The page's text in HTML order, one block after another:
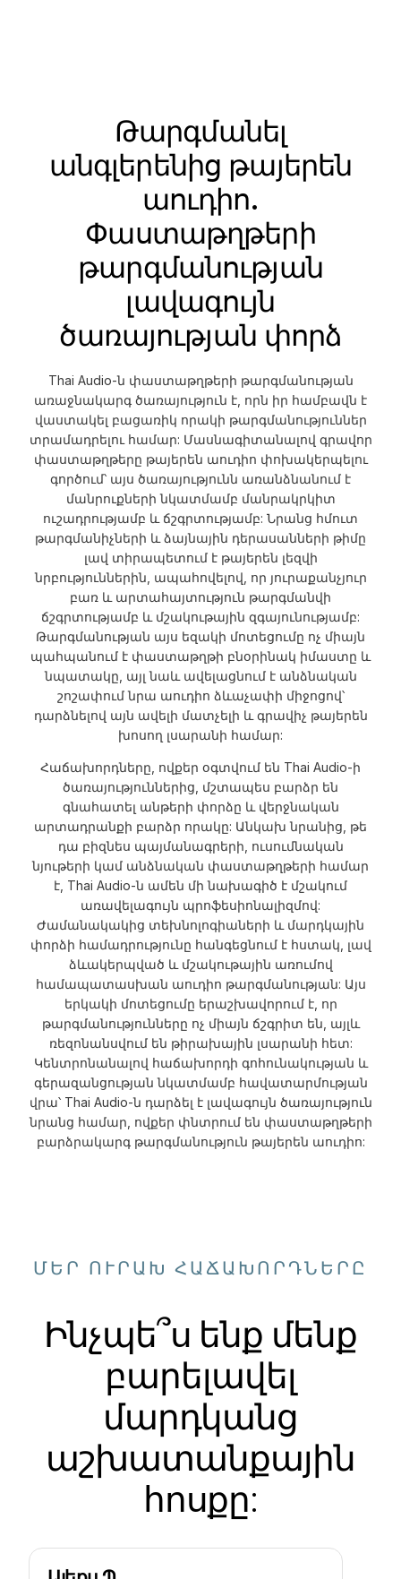
Թարգմանել
անգլերենից թայերեն
աուդիո.
Փաստաթղթերի
թարգմանության
լավագույն
ծառայության փորձ
Thai Audio-ն փաստաթղթերի թարգմանության
առաջնակարգ ծառայություն է, որն իր համբավն է
վաստակել բացառիկ որակի թարգմանություններ
տրամադրելու համար: Մասնագիտանալով գրավոր
փաստաթղթերը թայերեն աուդիո փոխակերպելու
գործում՝ այս ծառայությունն առանձնանում է
մանրուքների նկատմամբ մանրակրկիտ
ուշադրությամբ և ճշգրտությամբ: Նրանց հմուտ
թարգմանիչների և ձայնային դերասանների թիմը
լավ տիրապետում է թայերեն լեզվի
նրբություններին, ապահովելով, որ յուրաքանչյուր
բառ և արտահայտություն թարգմանվի
ճշգրտությամբ և մշակութային զգայունությամբ:
Թարգմանության այս եզակի մոտեցումը ոչ միայն
պահպանում է փաստաթղթի բնօրինակ իմաստը և
նպատակը, այլ նաև ավելացնում է անձնական
շոշափում նրա աուդիո ձևաչափի միջոցով՝
դարձնելով այն ավելի մատչելի և գրավիչ թայերեն
խոսող լսարանի համար:
Հաճախորդները, ովքեր օգտվում են Thai Audio-ի
ծառայություններից, մշտապես բարձր են
գնահատել անթերի փորձը և վերջնական
արտադրանքի բարձր որակը: Անկախ նրանից, թե
դա բիզնես պայմանագրերի, ուսումնական
նյութերի կամ անձնական փաստաթղթերի համար
է, Thai Audio-ն ամեն մի նախագիծ է մշակում
առավելագույն պրոֆեսիոնալիզմով:
Ժամանակակից տեխնոլոգիաների և մարդկային
փորձի համադրությունը հանգեցնում է հստակ, լավ
ձևակերպված և մշակութային առումով
համապատասխան աուդիո թարգմանության: Այս
երկակի մոտեցումը երաշխավորում է, որ
թարգմանությունները ոչ միայն ճշգրիտ են, այլև
ռեզոնանսվում են թիրախային լսարանի հետ:
Կենտրոնանալով հաճախորդի գոհունակության և
գերազանցության նկատմամբ հավատարմության
վրա՝ Thai Audio-ն դարձել է լավագույն ծառայություն
նրանց համար, ովքեր փնտրում են փաստաթղթերի
բարձրակարգ թարգմանություն թայերեն աուդիո:
ՄԵՐ ՈՒՐԱԽ ՀԱՃԱԽՈՐԴՆԵՐԸ
Ինչպե՞ս ենք մենք
բարելավել
մարդկանց
աշխատանքային
հոսքը: